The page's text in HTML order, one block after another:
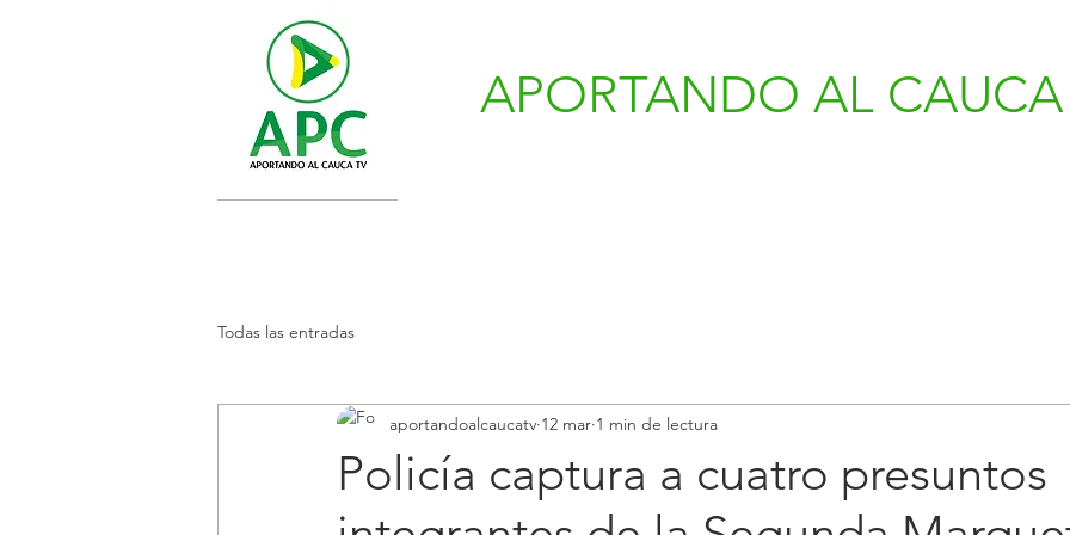
APORTANDO AL CAUCA
Todas las entradas
Policía captura a cuatro presuntos
aportandoalcaucatv 12 mar 1 min de lectura